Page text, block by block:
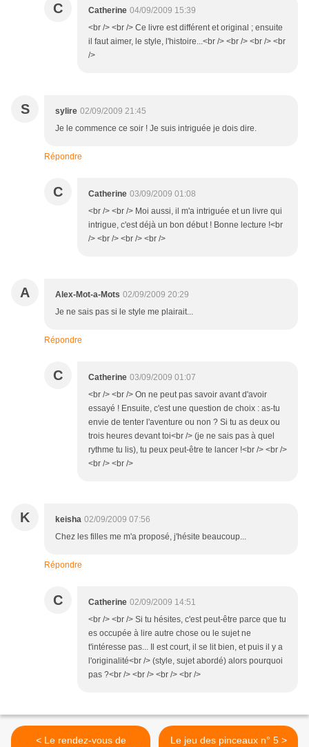
C Catherine 04/09/2009 15:39
<br /> <br /> Ce livre est différent et original ; ensuite
il faut aimer, le style, l'histoire...<br /> <br /> <br /> <br
/>
S sylire 02/09/2009 21:45
Je le commence ce soir ! Je suis intriguée je dois dire.
Répondre
C Catherine 03/09/2009 01:08
<br /> <br /> Moi aussi, il m'a intriguée et un livre qui
intrigue, c'est déjà un bon début ! Bonne lecture !<br
/> <br /> <br /> <br />
A Alex-Mot-a-Mots 02/09/2009 20:29
Je ne sais pas si le style me plairait...
Répondre
C Catherine 03/09/2009 01:07
<br /> <br /> On ne peut pas savoir avant d'avoir
essayé ! Ensuite, c'est une question de choix : as-tu
envie de tenter l'aventure ou non ? Si tu as deux ou
trois heures devant toi<br /> (je ne sais pas à quel
rythme tu lis), tu peux peut-être te lancer !<br /> <br />
<br /> <br />
K keisha 02/09/2009 07:56
Chez les filles me m'a proposé, j'hésite beaucoup...
Répondre
C Catherine 02/09/2009 14:51
<br /> <br /> Si tu hésites, c'est peut-être parce que tu
es occupée à lire autre chose ou le sujet ne
t'intéresse pas... Il est court, il se lit bien, et puis il y a
l'originalité<br /> (style, sujet abordé) alors pourquoi
pas ?<br /> <br /> <br /> <br />
< Le rendez-vous de
Le jeu des pinceaux n° 5 >